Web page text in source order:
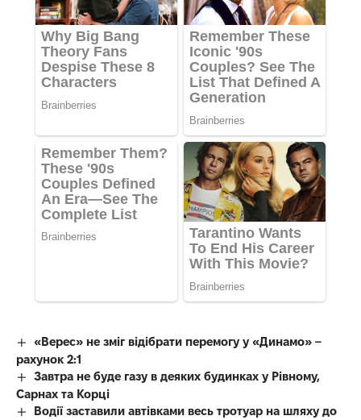
«Верес» не зміг відібрати перемогу у «Динамо» –
рахунок 2:1
Завтра не буде газу в деяких будинках у Рівному,
Сарнах та Корці
Водії заставили автівками весь тротуар на шляху до